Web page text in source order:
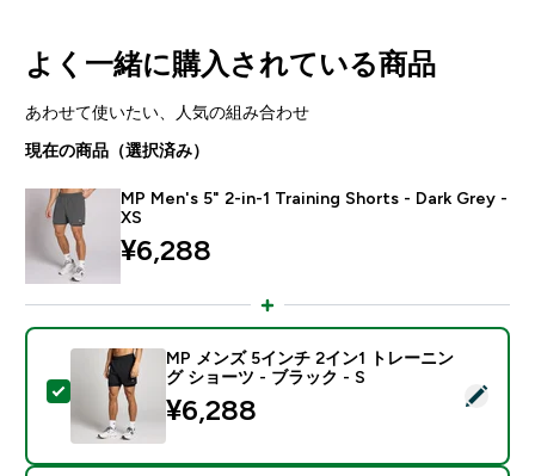
よく一緒に購入されている商品
あわせて使いたい、人気の組み合わせ
現在の商品（選択済み）
MP Men's 5" 2-in-1 Training Shorts - Dark Grey -
XS
¥6,288‎
この商品を選択 - MP メンズ 5インチ 2イン1 トレー
MP メンズ 5インチ 2イン1 トレーニン
グ ショーツ - ブラック - S
¥6,288‎